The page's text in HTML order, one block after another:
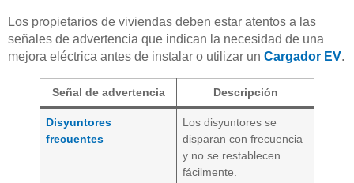
Los propietarios de viviendas deben estar atentos a las
señales de advertencia que indican la necesidad de una
mejora eléctrica antes de instalar o utilizar un Cargador EV.
Señal de advertencia Descripción
Disyuntores
frecuentes
Los disyuntores se
disparan con frecuencia
y no se restablecen
fácilmente.